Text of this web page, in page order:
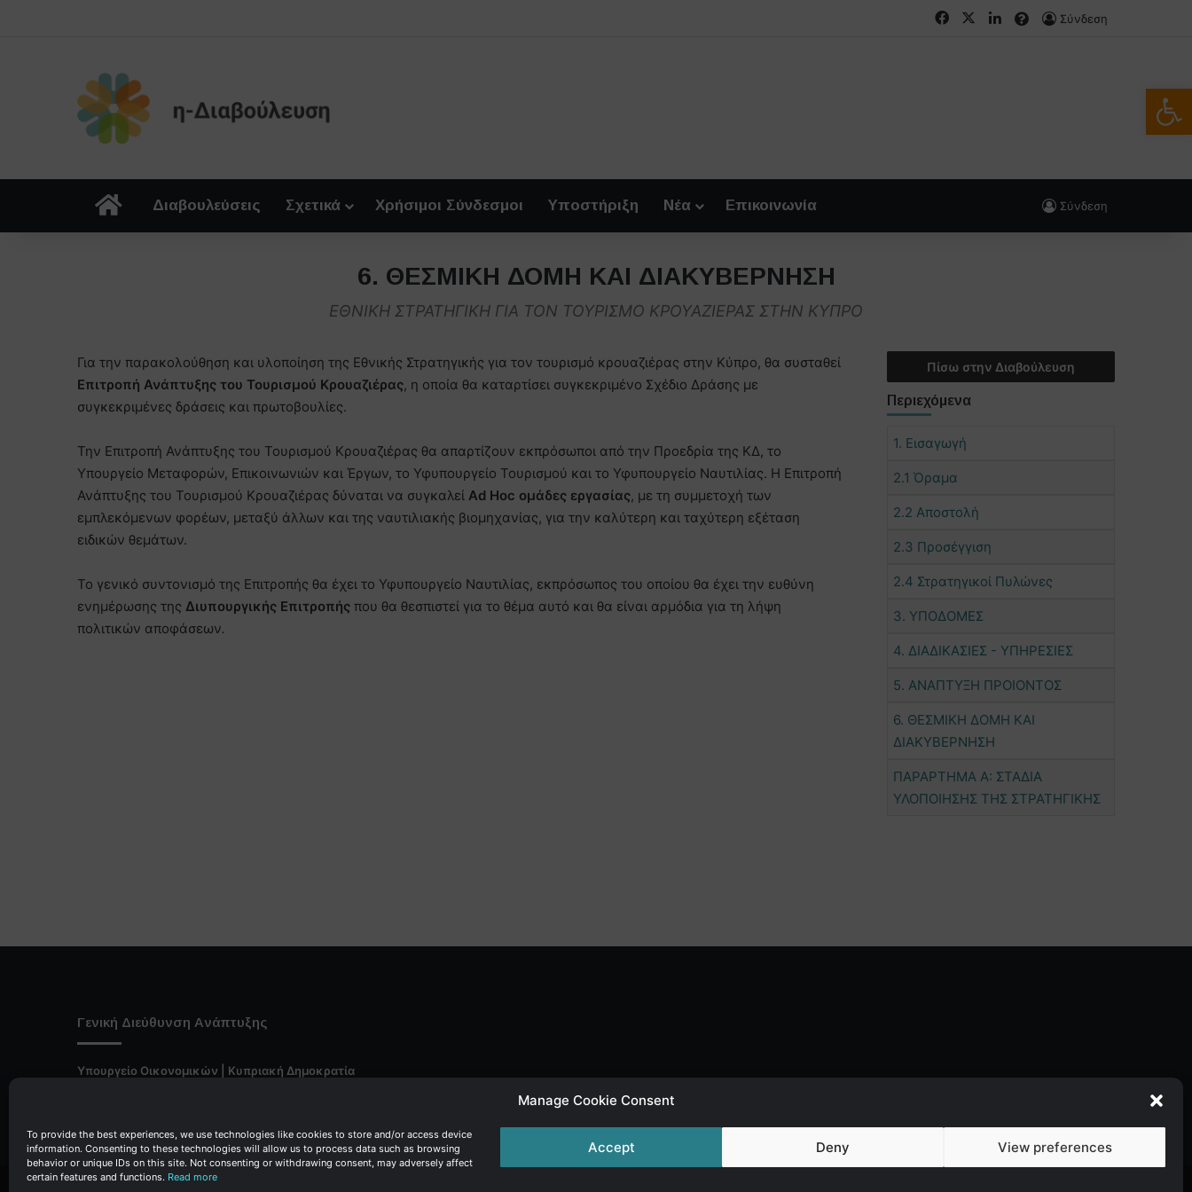
Manage Cookie Consent
To provide the best experiences, we use technologies like cookies to store and/or access device
information. Consenting to these technologies will allow us to process data such as browsing
behavior or unique IDs on this site. Not consenting or withdrawing consent, may adversely affect
certain features and functions. Read more
Accept Deny View preferences
FacebookLinkedIn
FAQsΣύνδεση
ΑρχικήΔιαβουλεύσεις Σχετικά Χρήσιμοι Σύνδεσμοι Υποστήριξη Νέα Επικοινωνία Σύνδεση
6. ΘΕΣΜΙΚΗ ΔΟΜΗ ΚΑΙ ΔΙΑΚΥΒΕΡΝΗΣΗ
ΕΘΝΙΚΗ ΣΤΡΑΤΗΓΙΚΗ ΓΙΑ ΤΟΝ ΤΟΥΡΙΣΜΟ ΚΡΟΥΑΖΙΕΡΑΣ ΣΤΗΝ ΚΥΠΡΟ
Για την παρακολούθηση και υλοποίηση της Εθνικής Στρατηγικής για τον τουρισμό κρουαζιέρας στην Κύπρο, θα συσταθεί
Επιτροπή Ανάπτυξης του Τουρισμού Κρουαζιέρας, η οποία θα καταρτίσει συγκεκριμένο Σχέδιο Δράσης με
συγκεκριμένες δράσεις και πρωτοβουλίες.
Την Επιτροπή Ανάπτυξης του Τουρισμού Κρουαζιέρας θα απαρτίζουν εκπρόσωποι από την Προεδρία της ΚΔ, το
Υπουργείο Μεταφορών, Επικοινωνιών και Έργων, το Υφυπουργείο Τουρισμού και το Υφυπουργείο Ναυτιλίας. Η Επιτροπή
Ανάπτυξης του Τουρισμού Κρουαζιέρας δύναται να συγκαλεί Ad Hoc ομάδες εργασίας, με τη συμμετοχή των
εμπλεκόμενων φορέων, μεταξύ άλλων και της ναυτιλιακής βιομηχανίας, για την καλύτερη και ταχύτερη εξέταση
ειδικών θεμάτων.
Το γενικό συντονισμό της Επιτροπής θα έχει το Υφυπουργείο Ναυτιλίας, εκπρόσωπος του οποίου θα έχει την ευθύνη
ενημέρωσης της Διυπουργικής Επιτροπής που θα θεσπιστεί για το θέμα αυτό και θα είναι αρμόδια για τη λήψη
πολιτικών αποφάσεων.
Πίσω στην Διαβούλευση
Περιεχόμενα
1. Εισαγωγή
2.1 Όραμα
2.2 Αποστολή
2.3 Προσέγγιση
2.4 Στρατηγικοί Πυλώνες
3. ΥΠΟΔΟΜΕΣ
4. ΔΙΑΔΙΚΑΣΙΕΣ - ΥΠΗΡΕΣΙΕΣ
5. ΑΝΑΠΤΥΞΗ ΠΡΟΙΟΝΤΟΣ
6. ΘΕΣΜΙΚΗ ΔΟΜΗ ΚΑΙ
ΔΙΑΚΥΒΕΡΝΗΣΗ
ΠΑΡΑΡΤΗΜΑ Α: ΣΤΑΔΙΑ
ΥΛΟΠΟΙΗΣΗΣ ΤΗΣ ΣΤΡΑΤΗΓΙΚΗΣ
Γενική Διεύθυνση Ανάπτυξης
Υπουργείο Οικονομικών | Κυπριακή Δημοκρατία